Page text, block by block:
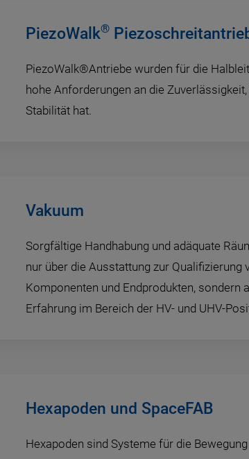
PiezoWalk®
PiezoWalk®Antriebe wurden für die
hohe Anforderungen an die
Stabilität hat.
Vakuum
Sorgfältige Handhabung und adäquate
nur über die Ausstattung zur Qualifizierung
Komponenten und Endprodukten, sondern
Erfahrung im Bereich der HV- und UHV-
Hexapoden und SpaceFAB
Hexapoden sind Systeme für die